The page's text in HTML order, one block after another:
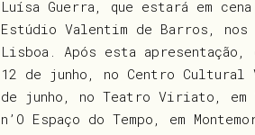
Luísa Guerra, que estará em
Estúdio Valentim de Barros, nos
Lisboa. Após esta
12 de junho, no Centro Cultural
de junho, no Teatro Viriato, em
n’O Espaço do Tempo, em